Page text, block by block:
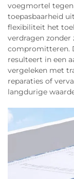
voegmortel
toepasbaarheid
flexibiliteit het
verdragen
compromitteren.
resulteert in een
vergeleken met
reparaties of
langdurige